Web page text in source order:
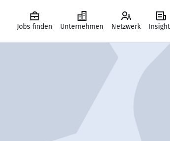
Jobs finden Unternehmen Netzwerk